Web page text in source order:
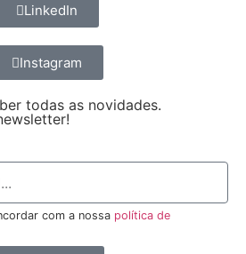
LinkedIn
Instagram
todas as novidades.
com a nossa política de